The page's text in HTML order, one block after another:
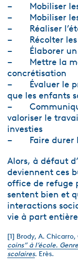
– Mobiliser
– Mobiliser les
– Réaliser
– Récolter les
– Élaborer un
– Mettre la
concrétisation
– Évaluer le
que les enfants
–
valoriser le
investies
– Faire durer
Alors, à défaut
deviennent ces
office de refuge
sentent bien et
interactions
vie à part
[1] Brody, A. Chicarro,
coins” à l’école.
scolaires. Erès.